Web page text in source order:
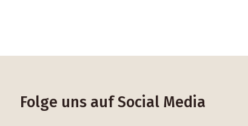
Folge uns auf Social Media